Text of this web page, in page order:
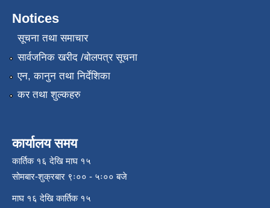
Notices
सूचना तथा समाचार
सार्वजनिक खरीद /बोलपत्र सूचना
एन, कानुन तथा निर्देशिका
कर तथा शुल्कहरु
कार्यालय समय
कार्तिक १६ देखि माघ १५
सोमबार-शुक्रबार ९ः०० - ५ः०० बजे
माघ १६ देखि कार्तिक १५